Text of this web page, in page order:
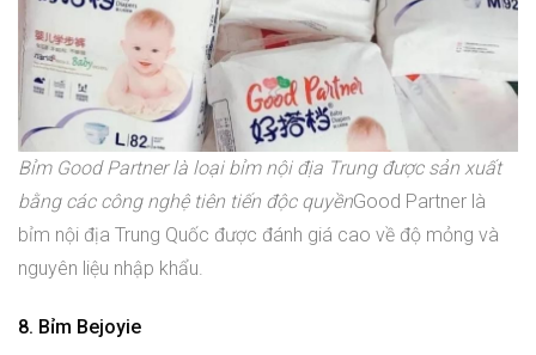
Bỉm Good Partner là loại bỉm nội địa Trung được sản xuất
bằng các công nghệ tiên tiến độc quyềnGood Partner là
bỉm nội địa Trung Quốc được đánh giá cao về độ mỏng và
nguyên liệu nhập khẩu.
8. Bỉm Bejoyie